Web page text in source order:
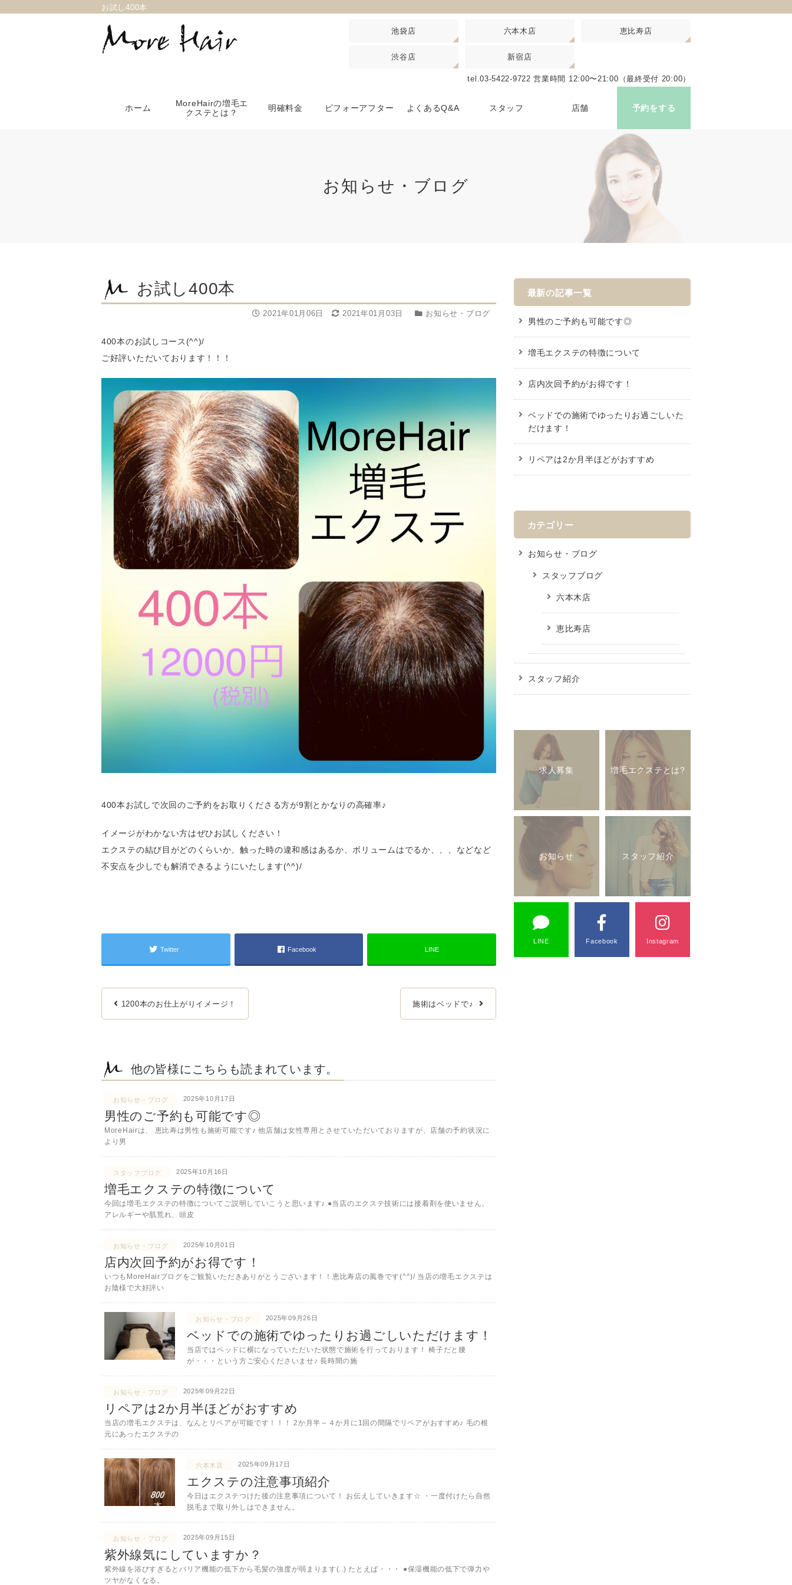
お試し400本
池袋店
池袋駅 北口徒歩3分 西口徒歩5分
六本木店
六本木駅 6番出口より徒歩30秒
恵比寿店
恵比寿駅西口 徒歩3分
渋谷店
アクセスマップはこちら
新宿店
アクセスマップはこちら
tel.03-5422-9722営業時間 12:00〜21:00（最終受付 20:00）
ホーム
MoreHairの増毛エ
クステとは？
明確料金 ビフォーアフター よくあるQ&A スタッフ 店舗 予約をする
お知らせ・ブログ
お試し400本
お知らせ・ブログ
2021年01月06日 2021年01月03日
400本のお試しコース(^^)/
ご好評いただいております！！！
400本お試しで次回のご予約をお取りくださる方が9割とかなりの高確率♪
イメージがわかない方はぜひお試しください！
エクステの結び目がどのくらいか、触った時の違和感はあるか、ボリュームはでるか、、、などなど
不安点を少しでも解消できるようにいたします(^^)/
Twitter Facebook LINE
1200本のお仕上がりイメージ！ 施術はベッドで♪
他の皆様にこちらも読まれています。
お知らせ・ブログ 2025年10月17日
男性のご予約も可能です◎
MoreHairは、 恵比寿は男性も施術可能です♪ 他店舗は女性専用とさせていただいておりますが、店舗の予約状況に
より男
スタッフブログ 2025年10月16日
増毛エクステの特徴について
今回は増毛エクステの特徴についてご説明していこうと思います♪ ●当店のエクステ技術には接着剤を使いません。
アレルギーや肌荒れ、頭皮
お知らせ・ブログ 2025年10月01日
店内次回予約がお得です！
いつもMoreHairブログをご観覧いただきありがとうございます！！恵比寿店の風巻です(^^)/ 当店の増毛エクステは
お陰様で大好評い
お知らせ・ブログ 2025年09月26日
ベッドでの施術でゆったりお過ごしいただけます！
当店ではベッドに横になっていただいた状態で施術を行っております！ 椅子だと腰
が・・・という方ご安心くださいませ♪ 長時間の施
お知らせ・ブログ 2025年09月22日
リペアは2か月半ほどがおすすめ
当店の増毛エクステは、なんとリペアが可能です！！！ 2か月半～４か月に1回の間隔でリペアがおすすめ♪ 毛の根
元にあったエクステの
六本木店 2025年09月17日
エクステの注意事項紹介
今日はエクステつけた後の注意事項について！ お伝えしていきます☆ ・一度付けたら自然
脱毛まで取り外しはできません。
お知らせ・ブログ 2025年09月15日
紫外線気にしていますか？
紫外線を浴びすぎるとバリア機能の低下から毛髪の強度が弱まります(..) たとえば・・・ ●保湿機能の低下で弾力や
ツヤがなくなる。
最新の記事一覧
男性のご予約も可能です◎
増毛エクステの特徴について
店内次回予約がお得です！
ベッドでの施術でゆったりお過ごしいた
だけます！
リペアは2か月半ほどがおすすめ
カテゴリー
お知らせ・ブログ
スタッフブログ
六本木店
恵比寿店
スタッフ紹介
求人募集 増毛エクステとは?
お知らせ スタッフ紹介
LINE Facebook Instagram